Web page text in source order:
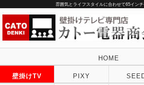
雰囲気とライフスタイルに合わせて65イン
HOME
壁掛けTV PIXY